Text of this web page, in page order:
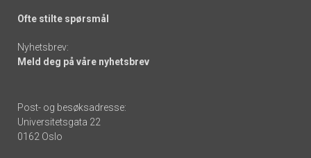
Ofte stilte spørsmål
Nyhetsbrev:
Meld deg på våre nyhetsbrev
Post- og besøksadresse:
Universitetsgata 22
0162 Oslo